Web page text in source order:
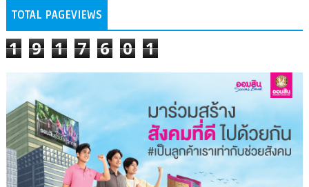
TOTAL PAGEVIEWS
1 9 1 7 6 0 1